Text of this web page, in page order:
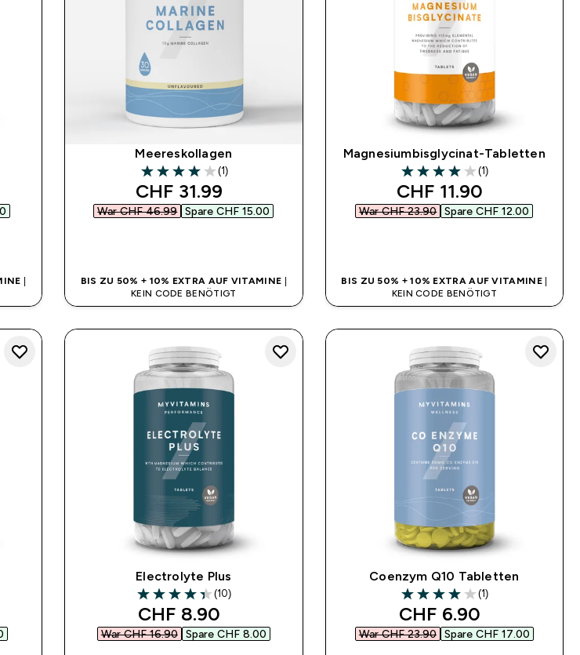
Meereskollagen
4 out of 5 stars
(1)
discounted price
CHF 31.99‎
War CHF 46.99‎ Spare CHF 15.00‎
BIS ZU 50% + 10% EXTRA AUF VITAMINE
KEIN CODE BENÖTIGT
Magnesiumbisglycinat-Tabletten
4 out of 5 stars
(1)
discounted price
CHF 11.90‎
War CHF 23.90‎ Spare CHF 12.00‎
BIS ZU 50% + 10% EXTRA AUF VITAMINE
KEIN CODE BENÖTIGT
Electrolyte Plus
4.4 out of 5 stars
(10)
discounted price
CHF 8.90‎
War CHF 16.90‎ Spare CHF 8.00‎
Coenzym Q10 Tabletten
4 out of 5 stars
(1)
discounted price
CHF 6.90‎
War CHF 23.90‎ Spare CHF 17.00‎